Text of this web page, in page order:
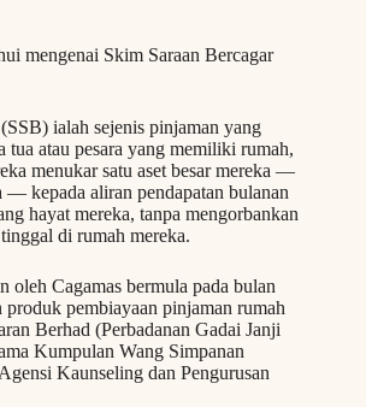
mengenai Skim Saraan Bercagar
ialah sejenis pinjaman yang
tua atau pesara yang memiliki rumah,
menukar satu aset besar mereka —
— kepada aliran pendapatan bulanan
hayat mereka, tanpa mengorbankan
di rumah mereka.
oleh Cagamas bermula pada bulan
produk pembiayaan pinjaman rumah
Berhad (Perbadanan Gadai Janji
Kumpulan Wang Simpanan
Kaunseling dan Pengurusan